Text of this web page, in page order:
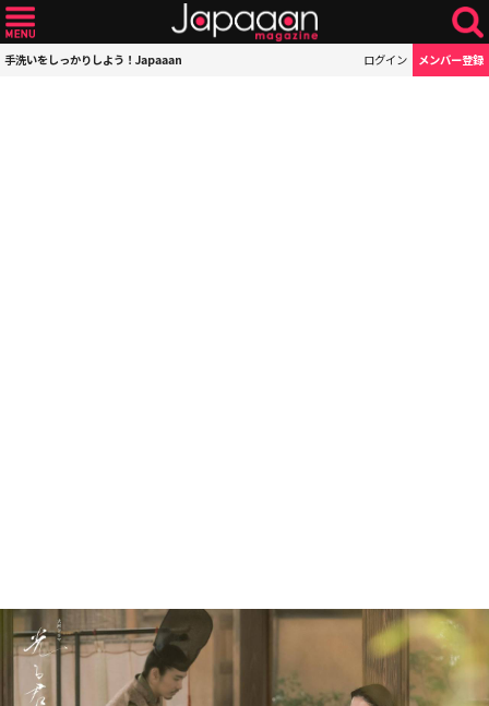
手洗いをしっかりしよう！Japaaan ログイン メンバー登録